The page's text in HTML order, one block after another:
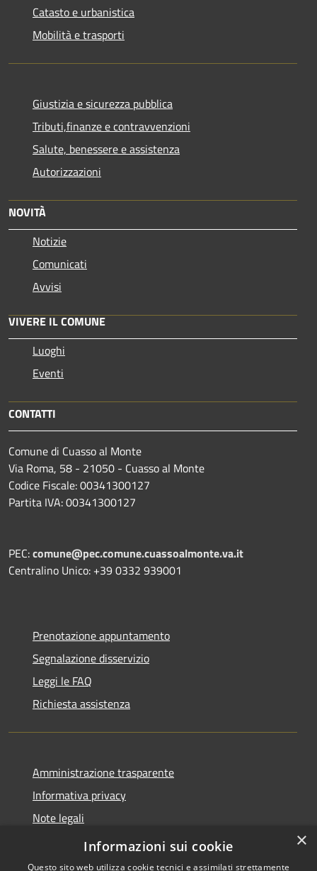
Catasto e urbanistica
Mobilità e trasporti
Giustizia e sicurezza pubblica
Tributi,finanze e contravvenzioni
Salute, benessere e assistenza
Autorizzazioni
NOVITÀ
Notizie
Comunicati
Avvisi
VIVERE IL COMUNE
Luoghi
Eventi
CONTATTI
Comune di Cuasso al Monte
Via Roma, 58 - 21050 - Cuasso al Monte
Codice Fiscale: 00341300127
Partita IVA: 00341300127
PEC:comune@pec.comune.cuassoalmonte.va.it
Centralino Unico: +39 0332 939001
Prenotazione appuntamento
Segnalazione disservizio
Leggi le FAQ
Richiesta assistenza
Amministrazione trasparente
Informativa privacy
Note legali
Dichiarazione di accessibilità
×
Informazioni sui cookie
Questo sito web utilizza cookie tecnici e assimilati strettamente